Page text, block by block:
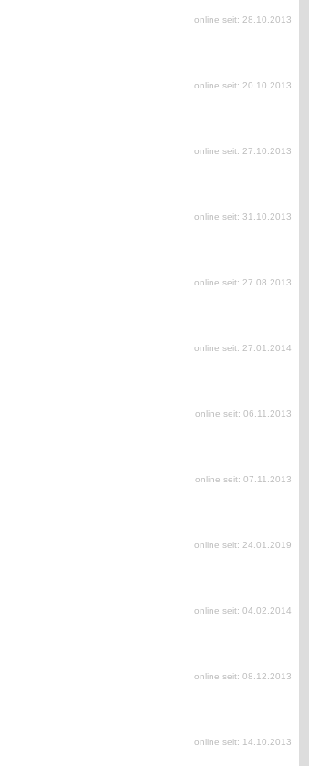
online seit: 28.10.2013
online seit: 20.10.2013
online seit: 27.10.2013
online seit: 31.10.2013
online seit: 27.08.2013
online seit: 27.01.2014
online seit: 06.11.2013
online seit: 07.11.2013
online seit: 24.01.2019
online seit: 04.02.2014
online seit: 08.12.2013
online seit: 14.10.2013